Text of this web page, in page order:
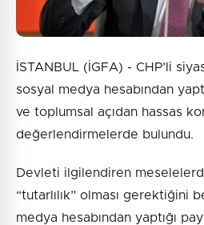
İSTANBUL (İGFA) - CHP’li
sosyal medya hesabından
ve toplumsal açıdan hassas
değerlendirmelerde bulundu.
Devleti ilgilendiren
“tutarlılık” olması gerektiğini
medya hesabından yaptığı